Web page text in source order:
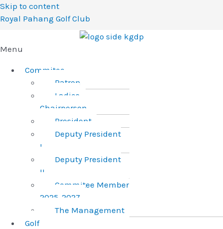
Skip to content
Royal Pahang Golf Club
Menu
Commitee
Patron
Ladies
Chairperson
President
Deputy President
I
Deputy President
II
Commitee Member
2025-2027
The Management
Golf